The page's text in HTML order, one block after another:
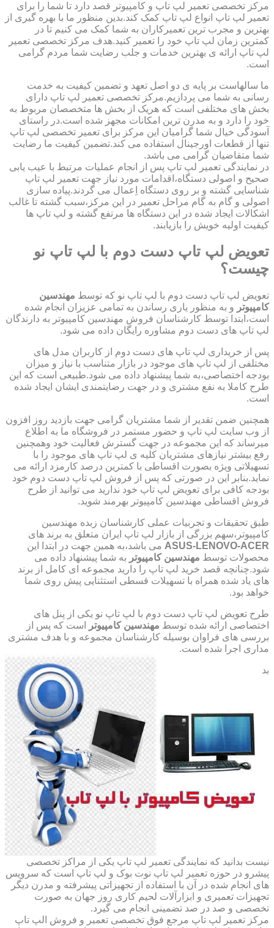
مرکز تخصصی تعمیر لپ تاپ و کامپیوتر قصد دارد تا شما را برای
تعمیر لپ تاپ انواع لپ تاپ کمک کند.بدین منظور ما با بهره گیری از
بهترین و مجرب ترین تعمیرکاران به شما کمک می کنیم تا در
کمترین زمان لپ تاپ خود را تعمیر کنید.هدف مرکز تخصصی تعمیر
لپ تاپ ارائه ی بهترین خدمات و جلب رضایت شما مردم گرامی
است.
ما سالهاست بر پایه ی دو اصل تعهد و تضمین کیفیت به خدمت
رسانی به شما می پردازیم.مرکز تخصصی تعمیر لپ تاپ دارای
بخش های مختلفی است که هریک از بخش ها متخصصان مربوط به
خود را دارد و به مدرن ترین امکانات مجهز شده است.در راستای
آسودگی خیال شما گرامیان این مرکز برای تعمیر تخصصی لپ تاپ
تنها از قطعات اورجینال استفاده می کند.تضمین کیفیت ما رضایت
شما متقاضیان گرامی می باشد.
در نمایندگی تعمیر لپ تاپ پس از انجام عملیات مرتبط با عیب یابی
صحیح و اصولی دستگاه،اقدامات مورد نیاز جهت تعمیر لپ تاپ
شناسایی گشته و بر روی دستگاه اِعمال می گردند.پیاده سازی
اصولی و گام به گام مراحل تعمیر در این مرکز،سبب گشته تا غالب
اشکالات ایجاد شده در این دستگاه ها مرتفع گشته و لپ تاپ ها
کیفیت اولیه خویش را بازیابند.
تعویض لپ تاپ دست دوم با لپ تاپ نو
چیست؟
تعویض لپ تاپ دست دوم با لپ تاپ نو که توسط مهندسین
کامپیوتر و به منظور یاری رساندن به تمامی عزیزان انجام شده
است،ابتدا توسط کارشناسان فروش مهندسین کامپیوتر به دارندگان
لپ تاپ های دست دوم مشاوره رایگان داده می شود.
پس از خریداری لپ تاپ های دست دوم از کاربران مدل های
مختلفی از لپ تاپ های موجود در بازار متناسب با نیاز و میزان
بودجه اختصاصی،به شما پیشنهاد داده می شود.طبیعی است که این
طرح کاملا به نفع مشتری و در جهت رضایتمندی ایشان ایجاد شده
است.
همچنین ضمن تقدیر از شما مشتریان گرامی جهت بازدید روز افزون
از وب سایت لپ تاپ و حضور مستمر در فروشگاه ما به اطلاع
میرساند که این مجموعه در جهت گسترش فعالیت خود وهمچنین
رفع بیشتر نیازهای مشتریان کلیه ی لپ تاپ های موجود را با
تسهیلاتی ویژه بصورت اقساطی با کمترین درصد کارمزد ارائه می
نماید.بنابر این در صورتی که پس از فروش لپ تاپ دست دوم خود
بودجه کافی برای تعویض لپ تاپ خود ندارید می توانید از طرح
فروش اقساطی مهندسین کامپیوتر بهرمند شوید.
طبق تحقیقات و تجربیات عملی کارشناسان زبده مهندسین
کامپیوتر،سهم بزرگی از بازار لپ تاپ ایران متعلق به برند های
ASUS-LENOVO-ACER می باشد،به همین جهت در ابتدا این
محصولات توسط مهندسین کامپیوتر به شما پیشنهاد داده می
شود.چنانچه قصد خرید لپ تاپ را دارید مجموعه ای کامل از برند
های یاد شده همراه با تسهیلات قسطی استثنایی پیش روی شما
خواهد بود.
طرح تعویض لپ تاپ دست دوم با لپ تاپ نو یکی از پنل های
اختصاصی ارائه شده توسط مهندسین کامپیوتر
است که پس از
بررسی های فراوان بوسیله کارشناسان مجموعه و با هدف مشتری
مداری اجرا شده است.
بد
نیست بدانید که نمایندگی تعمیر لپ تاپ یکی از مراکز تخصصی
پیشرو در حوزه تعمیر لپ تاپ نوت بوک و لپ تاپ است که سرویس
های انجام شده در آن با استفاده از تجهیزاتی پیشرفته و مدرن دیگر
تجهیزات تعمیری و ابزارآلات لحیم کاری روز جهان به صورت
تخصصی و صد در صد تضمینی انجام می گیرد.
مرکز تعمیر لپ تاپ مرجع فوق تخصصی تعمیر و فروش الپ تاپ